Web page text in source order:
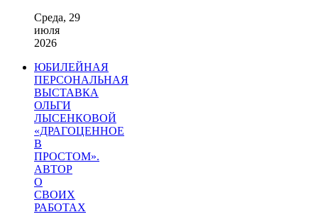
Среда, 29
июля
2026
ЮБИЛЕЙНАЯ
ПЕРСОНАЛЬНАЯ
ВЫСТАВКА
ОЛЬГИ
ЛЫСЕНКОВОЙ
«ДРАГОЦЕННОЕ
В
ПРОСТОМ».
АВТОР
О
СВОИХ
РАБОТАХ